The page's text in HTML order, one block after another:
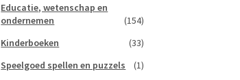
Educatie, wetenschap en
ondernemen
(154)
Kinderboeken
(33)
Speelgoed spellen en puzzels
(1)